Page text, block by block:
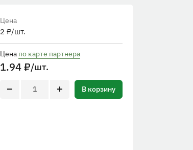
Цена
2 ₽/шт.
Цена по карте партнера
1.94 ₽/шт.
В корзину